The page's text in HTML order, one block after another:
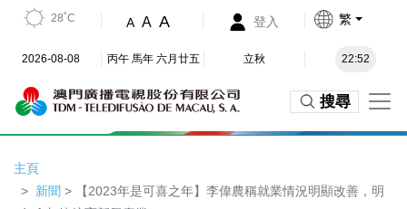
28˚C A A A 登入 繁
2026-08-08 丙午 馬年 六月廿五 立秋 22:52
搜尋
主頁
新聞 > 【2023年是可喜之年】李偉農稱就業情況明顯改善，明